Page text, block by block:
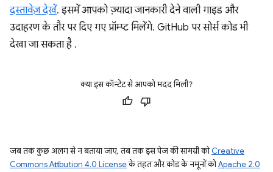
दस्तावेज़ देखें. इसमें आपको ज़्यादा जानकारी देने वाली गाइड और
उदाहरण के तौर पर दिए गए प्रॉम्प्ट मिलेंगे. GitHub पर सोर्स कोड भी
देखा जा सकता है .
क्या इस कॉन्टेंट से आपको मदद मिली?
जब तक कुछ अलग से न बताया जाए, तब तक इस पेज की सामग्री कोCreative
Commons Attribution 4.0 Licenseके तहत और कोड के नमूनों कोApache 2.0